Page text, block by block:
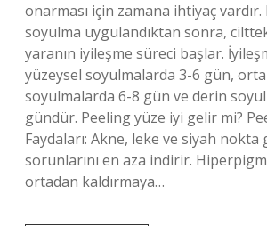
onarması için zamana ihtiyaç vardır.
soyulma uygulandıktan sonra,
yaranın iyileşme süreci başlar.
yüzeysel soyulmalarda 3-6 gün,
soyulmalarda 6-8 gün ve derin
gündür. Peeling yüze iyi gelir mi?
Faydaları: Akne, leke ve siyah nokta
sorunlarını en aza indirir.
ortadan kaldırmaya…